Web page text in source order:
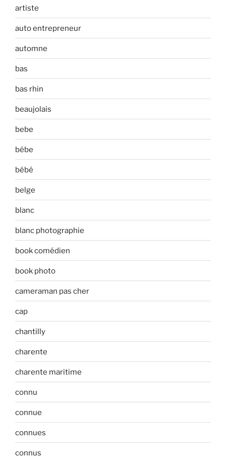
artiste
auto entrepreneur
automne
bas
bas rhin
beaujolais
bebe
bébe
bébé
belge
blanc
blanc photographie
book comédien
book photo
cameraman pas cher
cap
chantilly
charente
charente maritime
connu
connue
connues
connus